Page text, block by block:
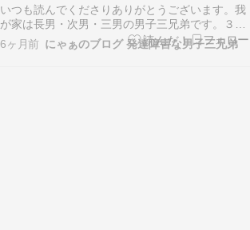
いつも読んでくださりありがとうございます。我
が家は長男・次男・三男の男子三兄弟です。３人
とも広汎性発達障害・ADHD・学習障害の発達障
害フルコンボ。更に感覚過敏&鈍麻、場面緘黙、
6ヶ月前 にゃぁのブログ 発達障害な男子三兄弟